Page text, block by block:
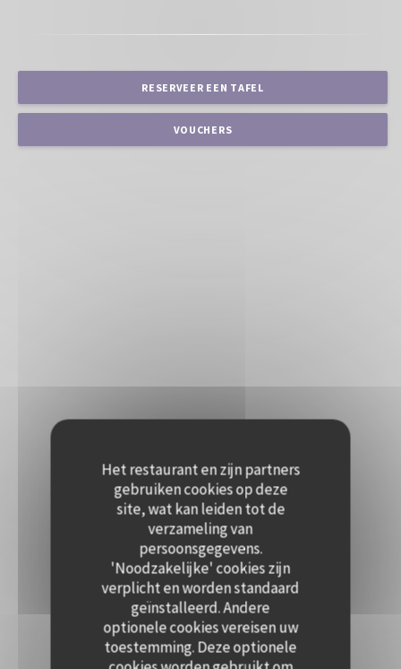
Het restaurant en zijn partners
gebruiken cookies op deze
site, wat kan leiden tot de
verzameling van
persoonsgegevens.
'Noodzakelijke' cookies zijn
verplicht en worden standaard
geïnstalleerd. Andere
optionele cookies vereisen uw
toestemming. Deze optionele
RESERVEER EEN TAFEL
VOUCHERS